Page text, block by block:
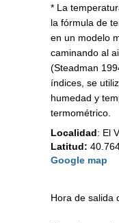
* La
la fórmula de
en un modelo
caminando al
(Steadman
índices, se
humedad y
termométrico.
Localidad: El
Latitud:
Google map
Hora de salida